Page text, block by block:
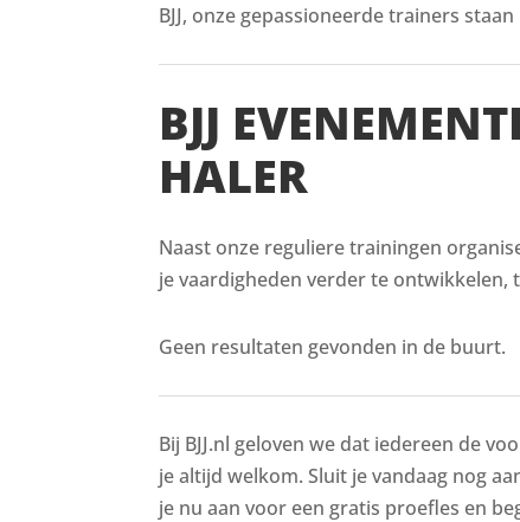
BJJ, onze gepassioneerde trainers
BJJ
HALER
Naast onze reguliere trainingen
je vaardigheden verder te ontwikkelen,
Geen resultaten gevonden in de buurt.
Bij BJJ.nl geloven we dat iedereen de
je altijd welkom. Sluit je vandaag nog
je nu aan voor een gratis proefles en